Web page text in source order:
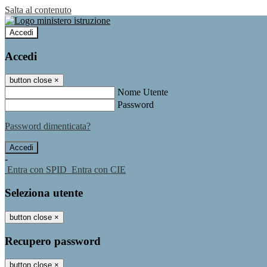
Salta al contenuto
Accedi
Accedi
button close ×
Nome Utente
Password
Password dimenticata?
-
Entra con SPID Entra con CIE
Seleziona utente
button close ×
Recupero password
button close ×